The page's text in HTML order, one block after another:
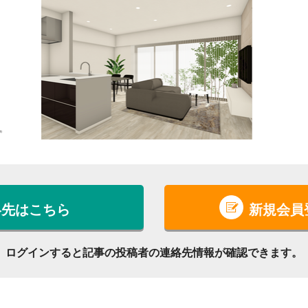
はこちら 新規会
ログインすると記事の投稿者の連絡先情報が確認できます。